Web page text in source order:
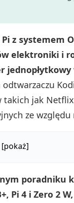
z systemem
elektroniki i
odtwarzaczu
takich jak
ze
[pokaż]
poradniku
Pi 4 i Zero 2